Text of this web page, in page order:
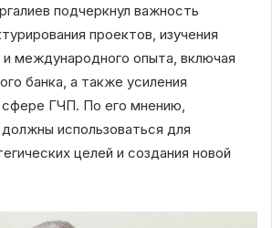
подчеркнул важность
проектов, изучения
и международного опыта, включая
банка, а также усиления
ГЧП. По его мнению,
использоваться для
целей и создания новой